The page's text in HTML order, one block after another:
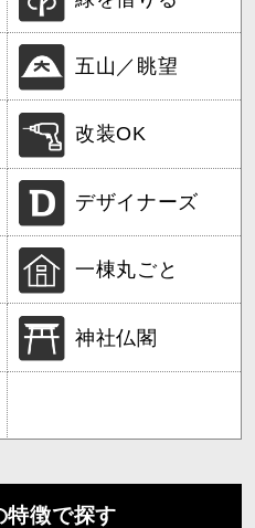
五山／眺望
改装OK
デザイナーズ
一棟丸ごと
神社仏閣
特徴で探す